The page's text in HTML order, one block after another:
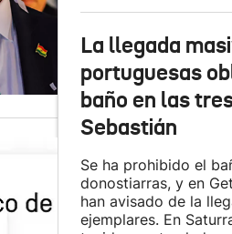
La llegada
portuguesas
baño en las
Sebastián
Se ha prohibido el
donostiarras, y en
han avisado de la
ejemplares. En